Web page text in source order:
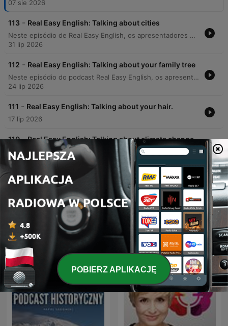
07 sie 2026
113 - Real Easy English: Talking about cities
Neste episódio de Real Easy English, os apresentadores Neil e Georgie exploram o tema das cidades, utilizando Londres como ponto de partida para uma conversa sobre vida urbana. O diálogo aborda as vantagens de viver em metrópoles, como a conveniência do transporte público e o acesso à cultura, contrastando com os desafios de custo de vida elevado, ruído e poluição. A discussão expande-se para experiências pessoais em outras cidades globais, incluindo Barcelona, Madrid, Praga e Ediminação, além de expressar desejos de viagens futuras para Tbilisi e Rio de Janeiro. O episódio serve também como uma lição de vocabulário, detalhando termos como 'bustling' e 'convenient', além de praticar estruturas gramaticais para planos futuros.
31 lip 2026
112 - Real Easy English: Talking about your family tree
Neste episódio do podcast Real Easy English, os apresentadores Phil e Georgie discutem o tema de famílias e famílias estendidas. Através de um diálogo casual, eles compartilham detalhes sobre seus próprios núcleos familiares, incluindo a presença ou ausência de tios, primos e avós, além de abordarem o conceito de árvores genealógicas e a busca por ancestrais em diferentes partes do mundo. A conversa serve como uma ferramenta de aprendizado de inglês, introduzindo vocabulário essencial como 'close', 'family tree', 'ancestors' e o phrasal verb 'look up'. O episódio também explora a importância de pesquisar a história familiar e as conexões com origens internacionais.
24 lip 2026
111 - Real Easy English: Talking about your hair.
17 lip 2026
110 - Real Easy English: Talking about climate change
10 lip 2026
Pokaż więcej odcinków
Więcej podcastów:
Zobacz wszystkie
POBIERZ APLIKACJĘ